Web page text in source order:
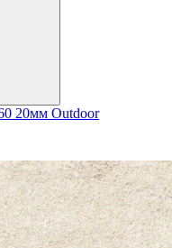
20мм Outdoor